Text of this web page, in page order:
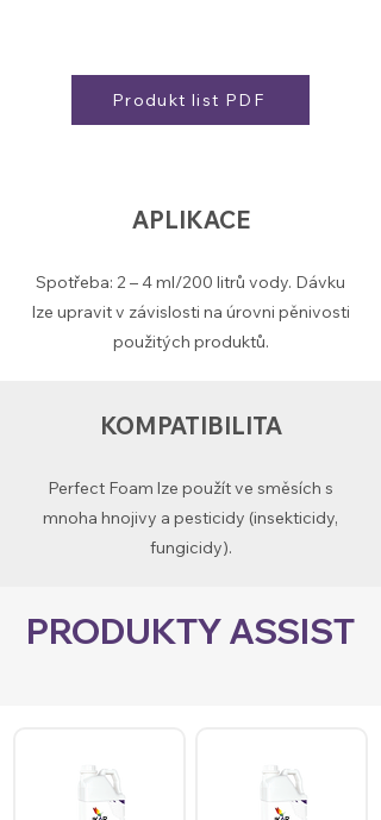
Produkt list PDF
APLIKACE
Spotřeba: 2 – 4 ml/200 litrů vody. Dávku
lze upravit v závislosti na úrovni pěnivosti
použitých produktů.
KOMPATIBILITA
Perfect Foam lze použít ve směsích s
mnoha hnojivy a pesticidy (insekticidy,
fungicidy).
PRODUKTY ASSIST